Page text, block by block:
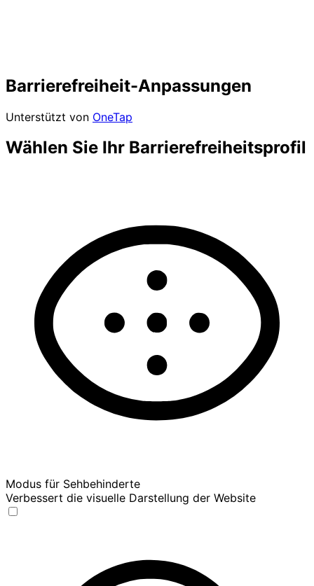
Barrierefreiheit-Anpassungen
Unterstützt von OneTap
Wählen Sie Ihr Barrierefreiheitsprofil
Modus für Sehbehinderte
Verbessert die visuelle Darstellung der Website